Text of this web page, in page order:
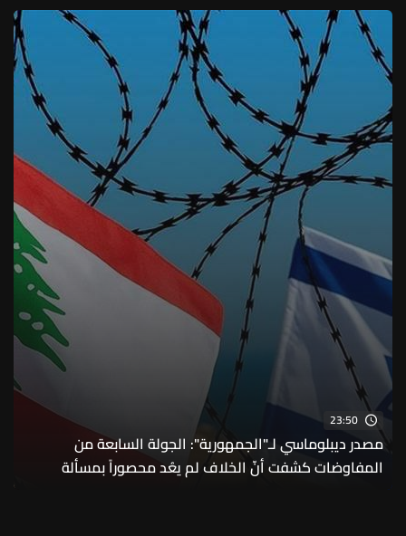
23:50
مصدر ديبلوماسي لـ"الجمهورية": الجولة السابعة من
المفاوضات كشفت أنّ الخلاف لم يعُد محصوراً بمسألة